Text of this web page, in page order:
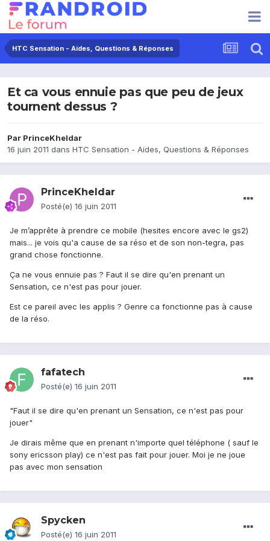
HTC Sensation - Aides, Questions & Réponses
Et ca vous ennuie pas que peu de jeux
tournent dessus ?
Par PrinceKheldar
16 juin 2011 dans HTC Sensation - Aides, Questions & Réponses
PrinceKheldar
Posté(e) 16 juin 2011
Je m’apprête à prendre ce mobile (hesites encore avec le gs2)
mais... je vois qu'a cause de sa réso et de son non-tegra, pas
grand chose fonctionne.
Ça ne vous ennuie pas ? Faut il se dire qu'en prenant un
Sensation, ce n'est pas pour jouer.
Est ce pareil avec les applis ? Genre ca fonctionne pas à cause
de la réso.
fafatech
Posté(e) 16 juin 2011
"Faut il se dire qu'en prenant un Sensation, ce n'est pas pour
jouer"
Je dirais même que en prenant n'importe quel téléphone ( sauf le
sony ericsson play) ce n'est pas fait pour jouer. Moi je ne joue
pas avec mon sensation
Spycken
Posté(e) 16 juin 2011